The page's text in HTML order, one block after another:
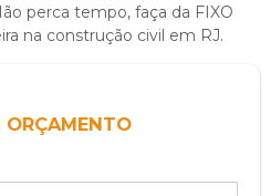
perca tempo, faça da FIXO
na construção civil em RJ.
ORÇAMENTO